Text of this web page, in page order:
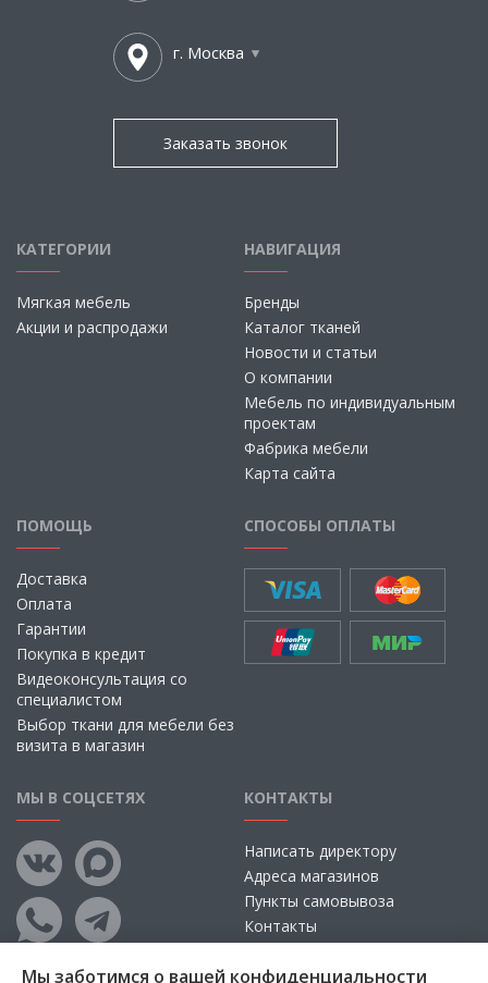
г. Москва
Заказать звонок
КАТЕГОРИИ
Мягкая мебель
Акции и распродажи
НАВИГАЦИЯ
Бренды
Каталог тканей
Новости и статьи
О компании
Мебель по индивидуальным
проектам
Фабрика мебели
Карта сайта
ПОМОЩЬ
Доставка
Оплата
Гарантии
Покупка в кредит
Видеоконсультация со
специалистом
Выбор ткани для мебели без
визита в магазин
СПОСОБЫ ОПЛАТЫ
МЫ В СОЦСЕТЯХ КОНТАКТЫ
Написать директору
Адреса магазинов
Пункты самовывоза
Контакты
Мы заботимся о вашей конфиденциальности